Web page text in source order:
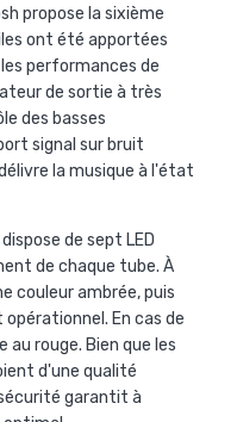
propose la sixième
ont été apportées
performances de
de sortie à très
des basses
signal sur bruit
la musique à l'état
de sept LED
de chaque tube. À
couleur ambrée, puis
En cas de
au rouge. Bien que les
d'une qualité
garantit à